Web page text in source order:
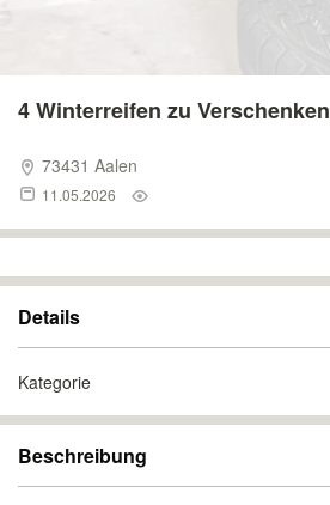
4 Winterreifen zu Verschenken
73431 Aalen
11.05.2026
Details
Kategorie
Beschreibung